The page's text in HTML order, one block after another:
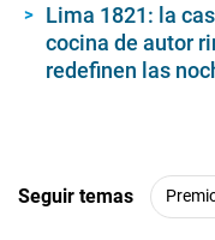
Lima 1821: la
cocina de autor
redefinen las
Seguir temas